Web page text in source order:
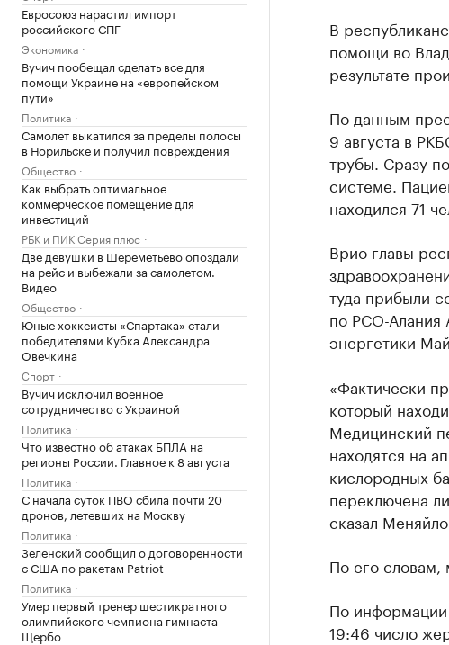
Евросоюз нарастил импорт
российского СПГ
Экономика
Вучич пообещал сделать все для
помощи Украине на «европейском
пути»
Политика
Самолет выкатился за пределы полосы
в Норильске и получил повреждения
Общество
Как выбрать оптимальное
коммерческое помещение для
инвестиций
РБК и ПИК Серия плюс
Две девушки в Шереметьево опоздали
на рейс и выбежали за самолетом.
Видео
Общество
Юные хоккеисты «Спартака» стали
победителями Кубка Александра
Овечкина
Спорт
Вучич исключил военное
сотрудничество с Украиной
Политика
Что известно об атаках БПЛА на
регионы России. Главное к 8 августа
Политика
С начала суток ПВО сбила почти 20
дронов, летевших на Москву
Политика
Зеленский сообщил о договоренности
с США по ракетам Patriot
Политика
Умер первый тренер шестикратного
олимпийского чемпиона гимнаста
Щербо
В
помощи во
результате
По данным
9 августа в
трубы. Сразу
системе.
находился 71
Врио главы
туда прибыли
по РСО-Алания
энергетики
«Фактически
который
Медицинский
находятся на
кислородных
переключена
сказал Меняйло.
По его словам,
По информации
19:46 число